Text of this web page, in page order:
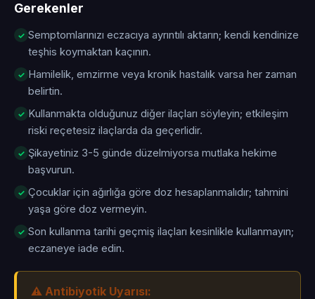
Gerekenler
Semptomlarınızı eczacıya ayrıntılı aktarın; kendi kendinize
teşhis koymaktan kaçının.
Hamilelik, emzirme veya kronik hastalık varsa her zaman
belirtin.
Kullanmakta olduğunuz diğer ilaçları söyleyin; etkileşim
riski reçetesiz ilaçlarda da geçerlidir.
Şikayetiniz 3-5 günde düzelmiyorsa mutlaka hekime
başvurun.
Çocuklar için ağırlığa göre doz hesaplanmalıdır; tahmini
yaşa göre doz vermeyin.
Son kullanma tarihi geçmiş ilaçları kesinlikle kullanmayın;
eczaneye iade edin.
⚠️ Antibiyotik Uyarısı: